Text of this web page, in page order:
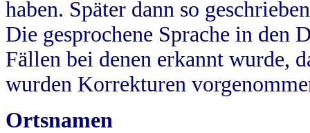
haben. Später dann so
Die gesprochene Sprache in
Fällen bei denen erkannt wurde,
wurden Korrekturen
Ortsnamen